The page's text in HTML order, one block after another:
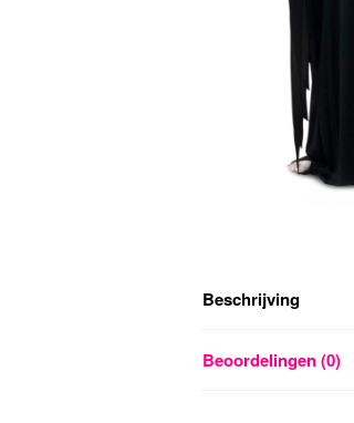
Beschrijving
Beoordelingen (0)